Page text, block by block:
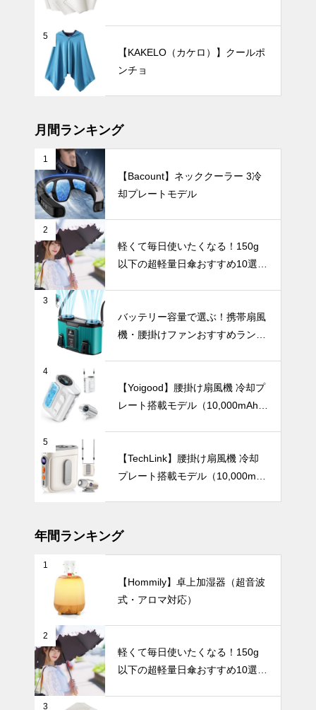
傘おすすめ6
新生活や結婚
祝いにおすす
め。もらって
フト10選。
【2025年最
新版】ニュア
ンスカラーの
日傘おすすめ
6選｜くすみ
カラーで毎日
の紫外線対策
をおしゃれに
楽しもう！
インテリア小物
やわらかな光
をまとう空間
づくり。白磁
するモダンな
インテリア小物
枝ものや背の
高い花をもっ
と素敵に。陶
器製ロングベ
UV・雨対策
急な雨にも慌
てない！晴れ
の日も雨の日
も安心の『晴
雨兼用日傘』
おすすめ6選
｜軽量タイプ
から丈夫な大
判タイプま
で、通勤やお
UV・雨対策
UV対策も華
5
【KAKELO（カケロ）】クールポ
ンチョ
月間ランキング
1
【Bacount】ネッククーラー 3冷
却プレートモデル
2
軽くて毎日使いたくなる！150g
以下の超軽量日傘おすすめ10選
3
バッテリー容量で選ぶ！携帯扇風
機・腰掛けファンおすすめランキ
4
【Yoigood】腰掛け扇風機 冷却プ
レート搭載モデル（10,000mAh・
5
【TechLink】腰掛け扇風機 冷却
プレート搭載モデル（10,000mA
年間ランキング
1
【Hommily】卓上加湿器（超音波
式・アロマ対応）
2
軽くて毎日使いたくなる！150g
以下の超軽量日傘おすすめ10選
3